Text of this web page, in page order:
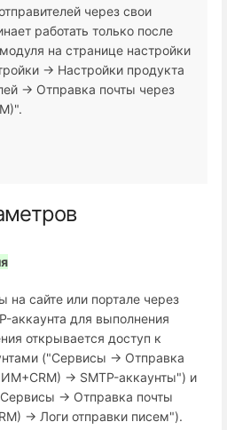
через свои
работать только после
на странице настройки
→ Настройки продукта
→ Отправка почты через
на сайте или портале через
аккаунта для выполнения
открывается доступ к
("Сервисы → Отправка
ИМ+СRM) → SMTP-аккаунты") и
→ Отправка почты
→ Логи отправки писем").